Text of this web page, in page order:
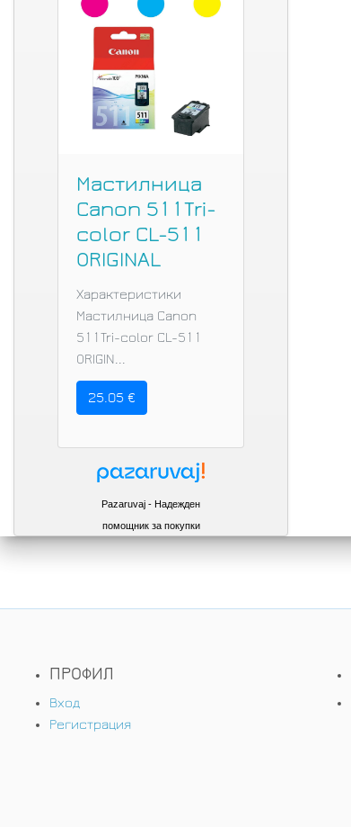
Мастилница
Canon 511Tri-
color CL-511
ORIGINAL
Характеристики
Мастилница Canon
511Tri-color CL-511
ORIGIN...
25.05 €
Pazaruvaj - Надежден
помощник за покупки
ПРОФИЛ
Вход
Регистрация